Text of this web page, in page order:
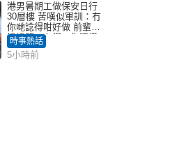
港男暑期工做保安日行
30層樓 苦嘆似軍訓：冇
你哋諗得咁好做 前輩傳
授搵筍工心得：你唔識
揀盤啫｜Juicy叮
時事熱話
5小時前